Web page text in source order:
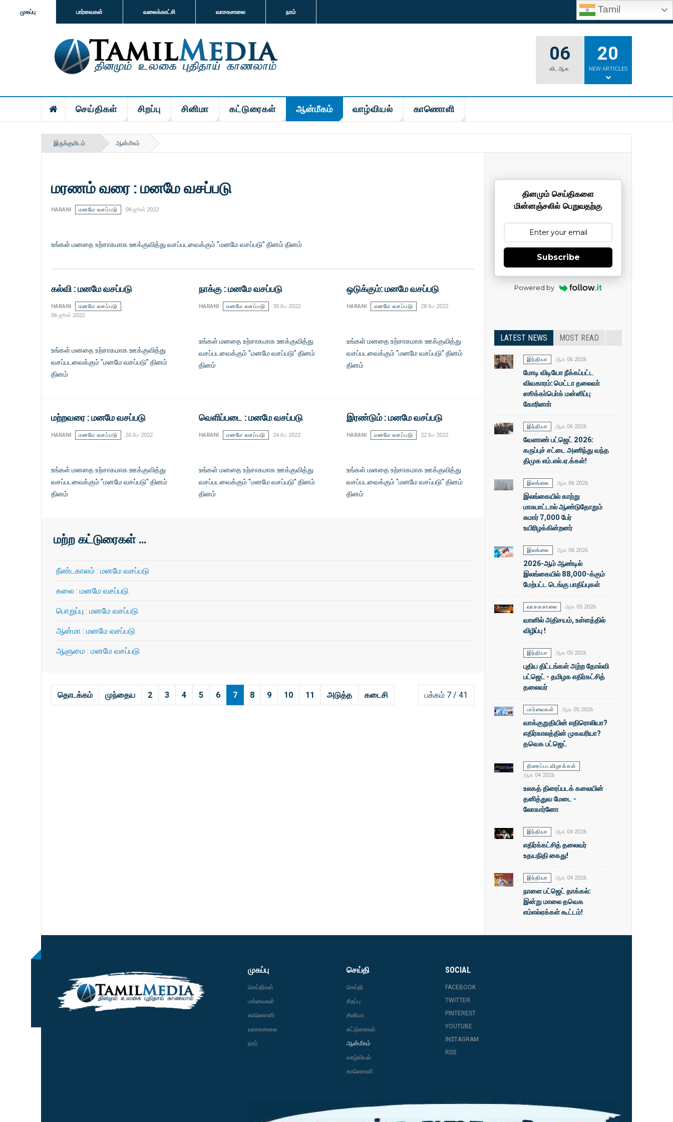
முகப்பு பார்வைகள் வலைக்காட்சி வாசகசாலை நாம் Tamil
06
வி,ஆக
20
NEW ARTICLES
செய்திகள் சிறப்பு சினிமா கட்டுரைகள் ஆன்மீகம் வாழ்வியல் காணொளி
இருக்குமிடம்: ஆன்மீகம்
மரணம் வரை : மனமே வசப்படு
HARANI மனமே வசப்படு 08 ஜூன் 2022
உங்கள் மனதை உற்சாகமாக ஊக்குவித்து வசப்படவைக்கும் "மனமே வசப்படு" தினம் தினம்
கல்வி : மனமே வசப்படு
HARANI
மனமே வசப்படு
06 ஜூன் 2022
உங்கள் மனதை உற்சாகமாக ஊக்குவித்து
வசப்படவைக்கும் "மனமே வசப்படு" தினம்
தினம்
நாக்கு : மனமே வசப்படு
HARANI மனமே வசப்படு 30 மே 2022
உங்கள் மனதை உற்சாகமாக ஊக்குவித்து
வசப்படவைக்கும் "மனமே வசப்படு" தினம்
தினம்
ஒடுக்கும்: மனமே வசப்படு
HARANI மனமே வசப்படு 28 மே 2022
உங்கள் மனதை உற்சாகமாக ஊக்குவித்து
வசப்படவைக்கும் "மனமே வசப்படு" தினம்
தினம்
மற்றவரை : மனமே வசப்படு
HARANI மனமே வசப்படு 26 மே 2022
உங்கள் மனதை உற்சாகமாக ஊக்குவித்து
வசப்படவைக்கும் "மனமே வசப்படு" தினம்
தினம்
வெளிப்படை : மனமே வசப்படு
HARANI மனமே வசப்படு 24 மே 2022
உங்கள் மனதை உற்சாகமாக ஊக்குவித்து
வசப்படவைக்கும் "மனமே வசப்படு" தினம்
தினம்
இரண்டும் : மனமே வசப்படு
HARANI மனமே வசப்படு 22 மே 2022
உங்கள் மனதை உற்சாகமாக ஊக்குவித்து
வசப்படவைக்கும் "மனமே வசப்படு" தினம்
தினம்
மற்ற கட்டுரைகள் …
நீண்டகாலம் : மனமே வசப்படு
கலை : மனமே வசப்படு
பொறுப்பு : மனமே வசப்படு
ஆன்மா : மனமே வசப்படு
ஆளுமை : மனமே வசப்படு
பக்கம் 7 / 41
தொடக்கம் முந்தைய 2 3 4 5 6 7 8 9 10 11 அடுத்த கடைசி
தினமும் செய்திகளை
மின்னஞ்சலில் பெறுவதற்கு
Subscribe
Powered by
LATEST NEWS MOST READ
இந்தியா ஆக 06 2026
மோடி விடியோ நீக்கப்பட்ட
விவகாரம்: மெட்டா தலைவா்
ஸூக்கா்பொ்க் மன்னிப்பு
கோரினாா்
இந்தியா ஆக 06 2026
வேளாண் பட்ஜெட் 2026:
கருப்புச் சட்டை அணிந்து வந்த
திமுக எம்.எல்.ஏ.க்கள்!
இலங்கை ஆக 06 2026
இலங்கையில் காற்று
மாசுபாட்டால் ஆண்டுதோறும்
சுமார் 7,000 பேர்
உயிரிழக்கின்றனர்
இலங்கை ஆக 06 2026
2026-ஆம் ஆண்டில்
இலங்கையில் 88,000-க்கும்
மேற்பட்ட டெங்கு பாதிப்புகள்
வாசகசாலை ஆக 05 2026
வானில் அதிசயம், உள்ளத்தில்
விழிப்பு !
இந்தியா ஆக 05 2026
புதிய திட்டங்கள் அற்ற தோல்வி
பட்ஜெட் - தமிழக எதிர்கட்சித்
தலைவர்
பார்வைகள் ஆக 05 2026
வாக்குறுதியின் எதிரொலியா?
எதிர்காலத்தின் முகவரியா?
தவெக பட்ஜெட்
திரைப்படவிழாக்கள்
ஆக 04 2026
உலகத் திரைப்படக் கலையின்
தனித்துவ மேடை -
லோகார்னோ
இந்தியா ஆக 04 2026
எதிர்க்கட்சித் தலைவர்
உதயநிதி கைது!
இந்தியா ஆக 04 2026
நாளை பட்ஜெட் தாக்கல்:
இன்று மாலை தவெக
எம்எல்ஏக்கள் கூட்டம்!
முகப்பு
செய்திகள்
பார்வைகள்
காணொளி
வாசகசாலை
நாம்
செய்தி
செய்தி
சிறப்பு
சினிமா
கட்டுரைகள்
ஆன்மீகம்
வாழ்வியல்
காணொளி
SOCIAL
FACEBOOK
TWITTER
PINTEREST
YOUTUBE
INSTAGRAM
RSS